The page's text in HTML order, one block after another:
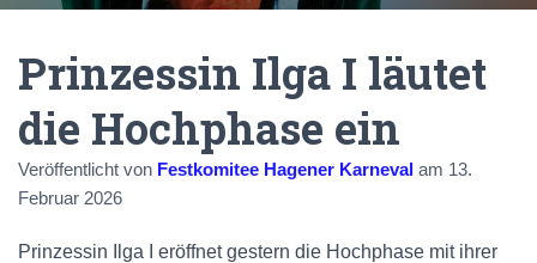
U
Prinzessin Ilga I läutet
die Hochphase ein
Veröffentlicht von Festkomitee Hagener Karneval am 13.
Februar 2026
Prinzessin Ilga I eröffnet gestern die Hochphase mit ihrer